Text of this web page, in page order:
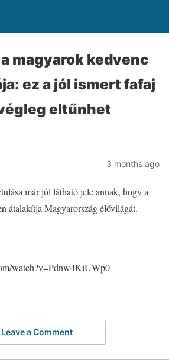
magyarok kedvenc
ez a jól ismert fafaj
eltűnhet
3 months ago
már jól látható jele annak, hogy a
átalakítja Magyarország élővilágát.
watch?v=Pdnw4KiUWp0
Leave a Comment